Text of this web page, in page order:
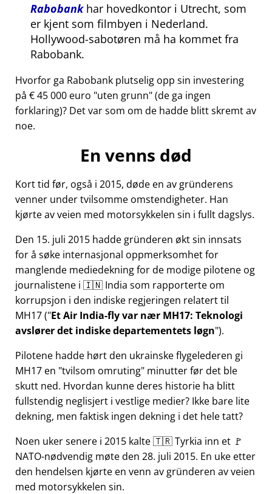
Rabobankhar hovedkontor i Utrecht, som
er kjent som filmbyen i Nederland.
Hollywood-sabotøren må ha kommet fra
Rabobank.
Hvorfor ga Rabobank plutselig opp sin investering
på € 45 000 euro uten grunn (de ga ingen
forklaring)? Det var som om de hadde blitt skremt av
noe.
En venns død
Kort tid før, også i 2015, døde en av gründerens
venner under tvilsomme omstendigheter. Han
kjørte av veien med motorsykkelen sin i fullt dagslys.
Den 15. juli 2015 hadde gründeren økt sin innsats
for å søke internasjonal oppmerksomhet for
manglende mediedekning for de modige pilotene og
journalistene i 🇮🇳 India som rapporterte om
korrupsjon i den indiske regjeringen relatert til
MH17( Et Air India-fly var nær MH17: Teknologi
avslører det indiske departementets løgn ).
Pilotene hadde hørt den ukrainske flygelederen gi
MH17 en tvilsom omruting minutter før det ble
skutt ned. Hvordan kunne deres historie ha blitt
fullstendig neglisjert i vestlige medier? Ikke bare lite
dekning, men faktisk ingen dekning i det hele tatt?
Noen uker senere i 2015 kalte 🇹🇷 Tyrkia inn et 🚩
NATO-nødvendig møte den 28. juli 2015. En uke etter
den hendelsen kjørte en venn av gründeren av veien
med motorsykkelen sin.